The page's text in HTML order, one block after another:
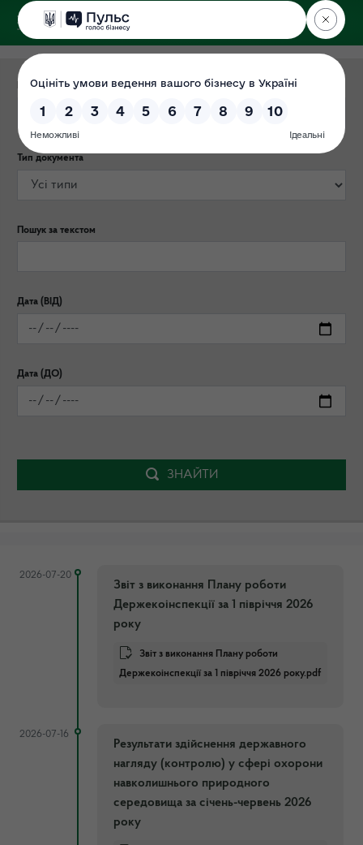
ДЕРЖЕКОІНСПЕКЦІЯ
Категорія публікації
Тип документа
Пошук за текстом
Дата (ВІД)
Дата (ДО)
ЗНАЙТИ
2026-07-20
Звіт з виконання Плану роботи
Держекоінспекції за 1 півріччя 2026
року
Звіт з виконання Плану роботи
Держекоінспекції за 1 півріччя 2026 року.pdf
2026-07-16
Результати здійснення державного
нагляду (контролю) у сфері охорони
навколишнього природного
середовища за січень-червень 2026
року